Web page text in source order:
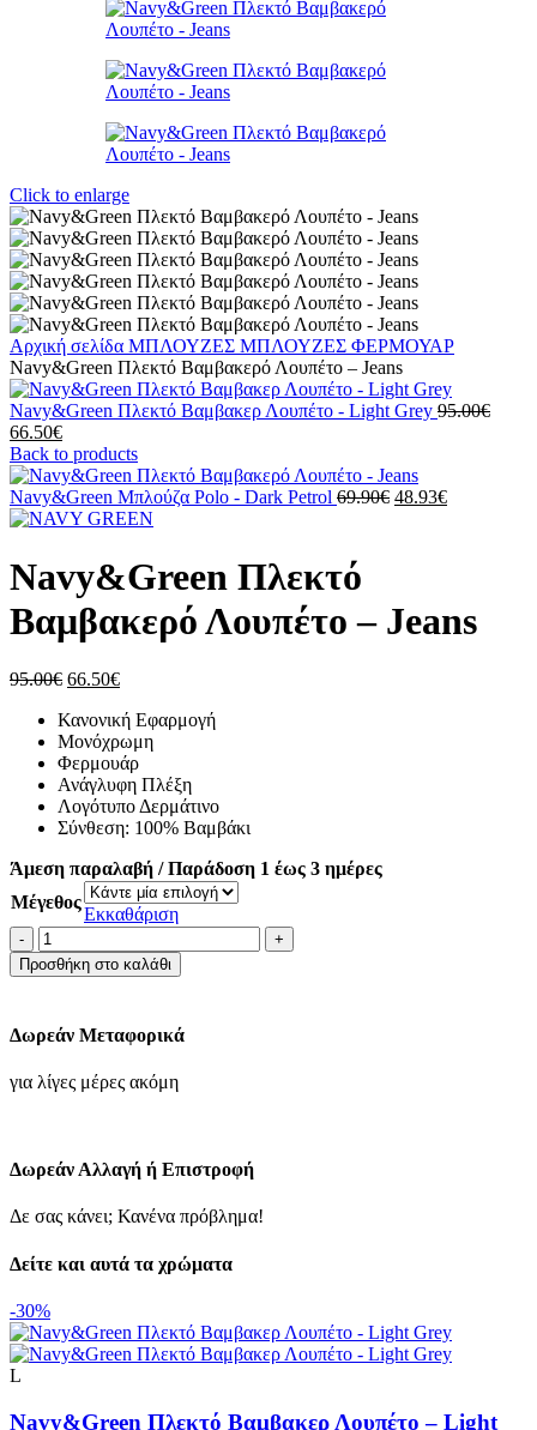
Click to enlarge
Αρχική σελίδα ΜΠΛΟΥΖΕΣ ΜΠΛΟΥΖΕΣ ΦΕΡΜΟΥΑΡ
Navy&Green Πλεκτό Βαμβακερό Λουπέτο – Jeans
Navy&Green Πλεκτό Βαμβακερ Λουπέτο - Light Grey 95.00€
66.50€Η
τρέχουσα
τιμή
είναι:
66.50€.
Back to products
Navy&Green Mπλούζα Polo - Dark Petrol 69.90€ Original
48.93€Η
Navy&Green Πλεκτό
Βαμβακερό Λουπέτο – Jeans
95.00€ Original
was:
95.00€.
66.50€Η
τιμή
είναι:
66.50€.
Κανονική Εφαρμογή
Μονόχρωμη
Φερμουάρ
Ανάγλυφη Πλέξη
Λογότυπο Δερμάτινο
Σύνθεση: 100% Βαμβάκι
Άμεση παραλαβή / Παράδοση 1 έως 3 ημέρες
Μέγεθος
Εκκαθάριση
Navy&Green
Πλεκτό
Βαμβακερό
Jeans
Προσθήκη στο καλάθι
Δωρεάν Μεταφορικά
για λίγες μέρες ακόμη
Δωρεάν Αλλαγή ή Επιστροφή
Δε σας κάνει; Κανένα πρόβλημα!
Δείτε και αυτά τα χρώματα
-30%
L
Navy&Green Πλεκτό Βαμβακερ Λουπέτο – Light